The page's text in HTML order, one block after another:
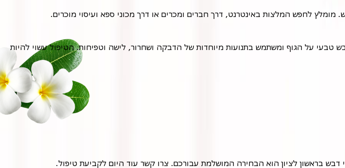
לחפש המלצות באינטרנט, דרך חברים ומכרים או דרך מכוני ספא ועיסוי מוכרים.
דבש בראשון לציון הוא הבחירה המושלמת עבורכם. צרו קשר עוד היום לקביעת טיפול.